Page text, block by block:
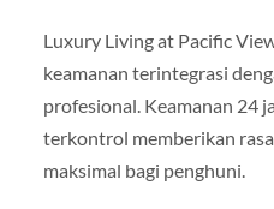
Luxury Living at Pacific
keamanan terintegrasi
profesional. Keamanan 24
terkontrol memberikan
maksimal bagi penghuni.